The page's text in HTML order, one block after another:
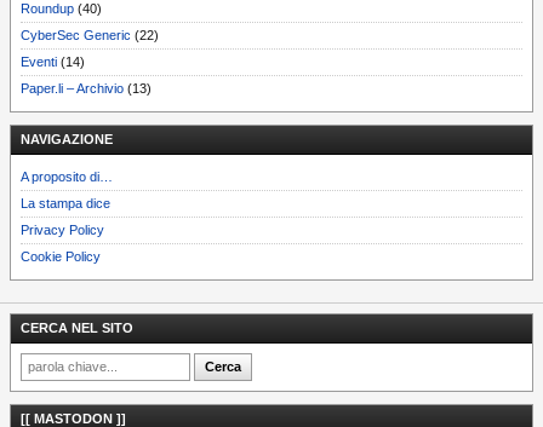
Roundup (40)
CyberSec Generic (22)
Eventi (14)
Paper.li – Archivio (13)
NAVIGAZIONE
A proposito di…
La stampa dice
Privacy Policy
Cookie Policy
CERCA NEL SITO
[[ MASTODON ]]